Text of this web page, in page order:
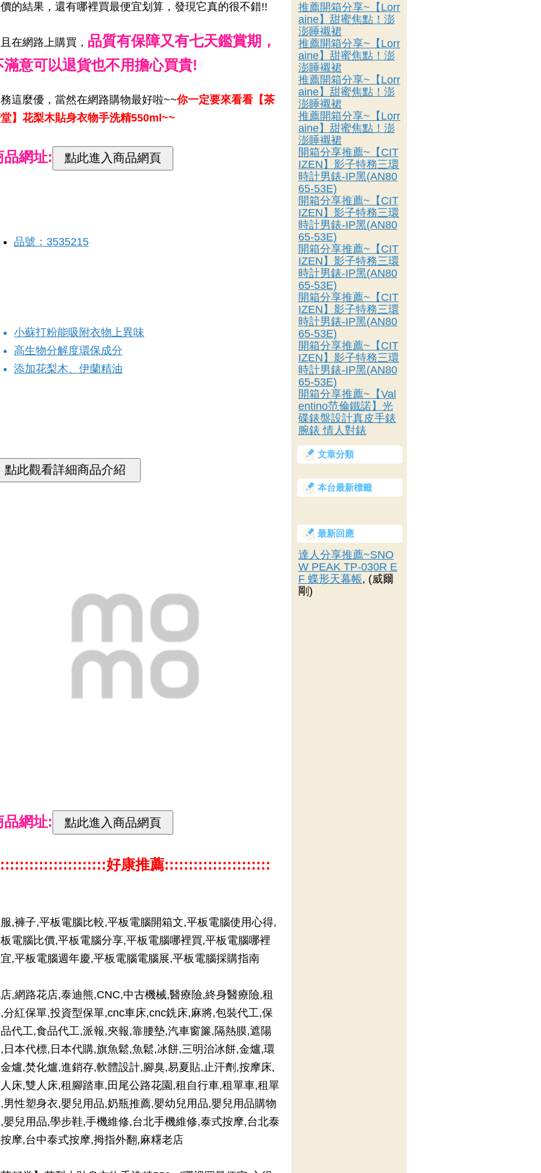
的結果，還有哪裡買最便宜划算，發現它真的很不錯!!
在網路上購買， 品質有保障又有七天鑑賞期，
滿意可以退貨也不用擔心買貴!
這麼優，當然在網路購物最好啦~~你一定要來看看【茶
】花梨木貼身衣物手洗精550ml~~
品網址:
品號：3535215
小蘇打粉能吸附衣物上異味
高生物分解度環保成分
添加花梨木、伊蘭精油
品網址:
::::::::::::::::::::::好康推薦::::::::::::::::::::::
,褲子,平板電腦比較,平板電腦開箱文,平板電腦使用心得,
電腦比價,平板電腦分享,平板電腦哪裡買,平板電腦哪裡
,平板電腦週年慶,平板電腦電腦展,平板電腦採購指南
,網路花店,泰迪熊,CNC,中古機械,醫療險,終身醫療險,租
分紅保單,投資型保單,cnc車床,cnc銑床,麻將,包裝代工,保
代工,食品代工,派報,夾報,靠腰墊,汽車窗簾,隔熱膜,遮陽
日本代標,日本代購,旗魚鬆,魚鬆,冰餅,三明治冰餅,金爐,環
爐,焚化爐,進銷存,軟體設計,腳臭,易夏貼,止汗劑,按摩床,
床,雙人床,租腳踏車,田尾公路花園,租自行車,租單車,租單
男性塑身衣,嬰兒用品,奶瓶推薦,嬰幼兒用品,嬰兒用品購物
嬰兒用品,學步鞋,手機維修,台北手機維修,泰式按摩,台北泰
摩,台中泰式按摩,拇指外翻,麻糬老店
推薦開箱分享~【Lorr
aine】甜蜜焦點！澎
澎睡襯裙
推薦開箱分享~【Lorr
aine】甜蜜焦點！澎
澎睡襯裙
推薦開箱分享~【Lorr
aine】甜蜜焦點！澎
澎睡襯裙
推薦開箱分享~【Lorr
aine】甜蜜焦點！澎
澎睡襯裙
開箱分享推薦~【CIT
IZEN】影子特務三環
時計男錶-IP黑(AN80
65-53E)
開箱分享推薦~【CIT
IZEN】影子特務三環
時計男錶-IP黑(AN80
65-53E)
開箱分享推薦~【CIT
IZEN】影子特務三環
時計男錶-IP黑(AN80
65-53E)
開箱分享推薦~【CIT
IZEN】影子特務三環
時計男錶-IP黑(AN80
65-53E)
開箱分享推薦~【CIT
IZEN】影子特務三環
時計男錶-IP黑(AN80
65-53E)
開箱分享推薦~【Val
entino范倫鐵諾】光
碟錶盤設計真皮手錶
腕錶 情人對錶
文章分類
本台最新標籤
最新回應
達人分享推薦~SNO
W PEAK TP-030R E
F 蝶形天幕帳, (威爾
剛)